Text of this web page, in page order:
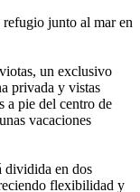
junto al mar en
un exclusivo
privada y vistas
a pie del centro de
vacaciones
dividida en dos
flexibilidad y